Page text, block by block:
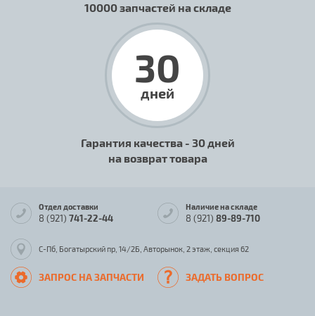
10000 запчастей на складе
30
дней
Гарантия качества - 30 дней
на возврат товара
Отдел доставки
8 (921) 741-22-44
Наличие на складе
8 (921) 89-89-710
С-Пб, Богатырский пр, 14/2Б, Авторынок, 2 этаж, секция 62
ЗАПРОС НА ЗАПЧАСТИ ЗАДАТЬ ВОПРОС